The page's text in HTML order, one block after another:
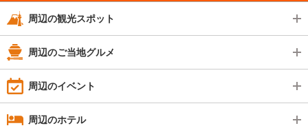
周辺の観光スポット
周辺のご当地グルメ
周辺のイベント
周辺のホテル